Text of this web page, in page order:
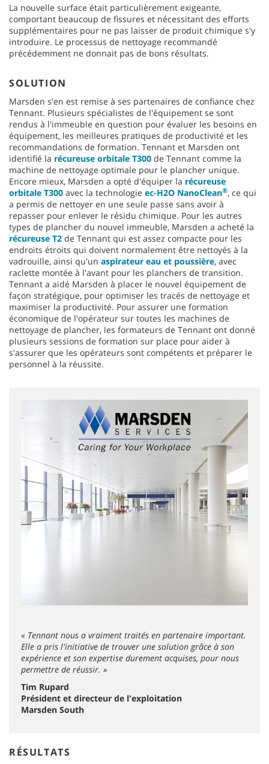
La nouvelle surface était particulièrement exigeante,
comportant beaucoup de fissures et nécessitant des efforts
supplémentaires pour ne pas laisser de produit chimique s'y
introduire. Le processus de nettoyage recommandé
précédemment ne donnait pas de bons résultats.
SOLUTION
Marsden s'en est remise à ses partenaires de confiance chez
Tennant. Plusieurs spécialistes de l'équipement se sont
rendus à l'immeuble en question pour évaluer les besoins en
équipement, les meilleures pratiques de productivité et les
recommandations de formation. Tennant et Marsden ont
identifié la récureuse orbitale T300 de Tennant comme la
machine de nettoyage optimale pour le plancher unique.
Encore mieux, Marsden a opté d'équiper la récureuse
orbitale T300 avec la technologie ec-H2O NanoClean®, ce qui
a permis de nettoyer en une seule passe sans avoir à
repasser pour enlever le résidu chimique. Pour les autres
types de plancher du nouvel immeuble, Marsden a acheté la
récureuse T2 de Tennant qui est assez compacte pour les
endroits étroits qui doivent normalement être nettoyés à la
vadrouille, ainsi qu'un aspirateur eau et poussière, avec
raclette montée à l'avant pour les planchers de transition.
Tennant a aidé Marsden à placer le nouvel équipement de
façon stratégique, pour optimiser les tracés de nettoyage et
maximiser la productivité. Pour assurer une formation
économique de l'opérateur sur toutes les machines de
nettoyage de plancher, les formateurs de Tennant ont donné
plusieurs sessions de formation sur place pour aider à
s'assurer que les opérateurs sont compétents et préparer le
personnel à la réussite.
« Tennant nous a vraiment traités en partenaire important.
Elle a pris l'initiative de trouver une solution grâce à son
expérience et son expertise durement acquises, pour nous
permettre de réussir. »
Tim Rupard
Président et directeur de l'exploitation
Marsden South
RÉSULTATS